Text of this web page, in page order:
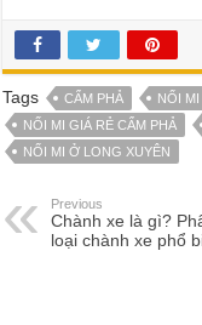
Tags CẨM PHẢ NỐI
NỐI MI GIÁ RẺ CẨM PHẢ
NỐI MI Ở LONG XUYÊN
Previous
Chành xe là gì?
loại chành xe phổ